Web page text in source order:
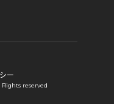
ー
Rights reserved